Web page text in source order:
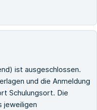
ist ausgeschlossen.
und die Anmeldung
Schulungsort. Die
jeweiligen